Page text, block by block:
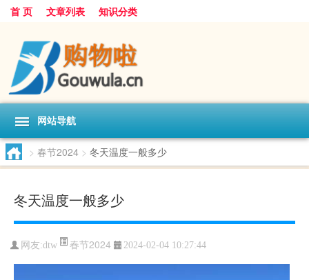
首 页 文章列表 知识分类
网站导航
> 春节2024 > 冬天温度一般多少
冬天温度一般多少
网友:dtw 春节2024 2024-02-04 10:27:44